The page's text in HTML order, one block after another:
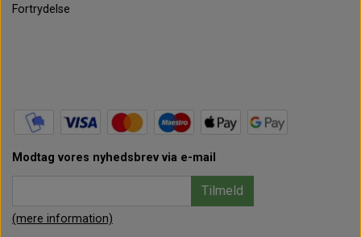
Fortrydelse
Modtag vores nyhedsbrev via e-mail
Tilmeld
(mere information)